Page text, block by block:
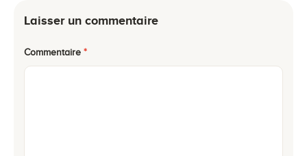
Laisser un commentaire
Commentaire *